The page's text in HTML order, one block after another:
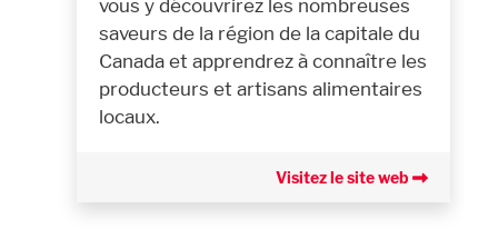
vous y découvrirez les nombreuses
saveurs de la région de la capitale du
Canada et apprendrez à connaître les
producteurs et artisans alimentaires
locaux.
Visitez le site web